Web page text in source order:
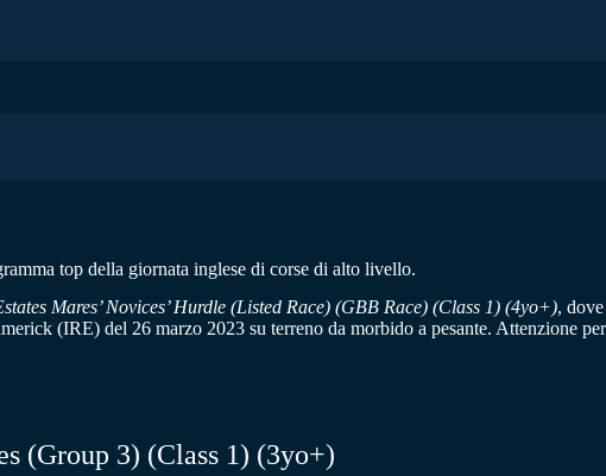
top della giornata inglese di corse di alto livello.
Mares’ Novices’ Hurdle (Listed Race) (GBB Race) (Class 1) (4yo+),
(IRE) del 26 marzo 2023 su terreno da morbido a pesante. Attenzione
(Group 3) (Class 1) (3yo+)